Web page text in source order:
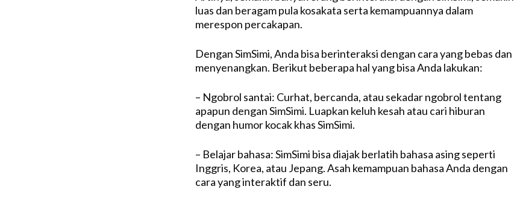
luas dan beragam pula kosakata serta kemampuannya dalam
merespon percakapan.
Dengan SimSimi, Anda bisa berinteraksi dengan cara yang bebas dan
menyenangkan. Berikut beberapa hal yang bisa Anda lakukan:
– Ngobrol santai: Curhat, bercanda, atau sekadar ngobrol tentang
apapun dengan SimSimi. Luapkan keluh kesah atau cari hiburan
dengan humor kocak khas SimSimi.
– Belajar bahasa: SimSimi bisa diajak berlatih bahasa asing seperti
Inggris, Korea, atau Jepang. Asah kemampuan bahasa Anda dengan
cara yang interaktif dan seru.